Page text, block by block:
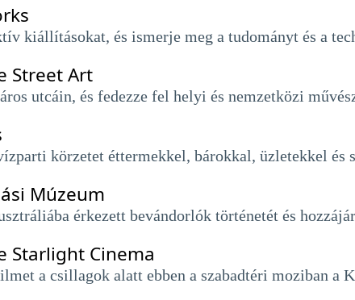
kiállításokat, és ismerje meg a tudományt és a
Street Art
utcáin, és fedezze fel helyi és nemzetközi
körzetet éttermekkel, bárokkal, üzletekkel és
Múzeum
érkezett bevándorlók történetét és
Starlight Cinema
a csillagok alatt ebben a szabadtéri moziban a